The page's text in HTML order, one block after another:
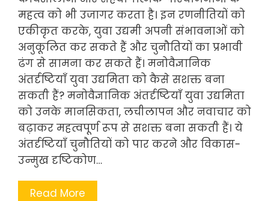
महत्व को भी उजागर करता है। इन रणनीतियों को
एकीकृत करके, युवा उद्यमी अपनी संभावनाओं को
अनुकूलित कर सकते हैं और चुनौतियों का प्रभावी
ढंग से सामना कर सकते हैं। मनोवैज्ञानिक
अंतर्दृष्टियाँ युवा उद्यमिता को कैसे सशक्त बना
सकती हैं? मनोवैज्ञानिक अंतर्दृष्टियाँ युवा उद्यमिता
को उनके मानसिकता, लचीलापन और नवाचार को
बढ़ाकर महत्वपूर्ण रूप से सशक्त बना सकती हैं। ये
अंतर्दृष्टियाँ चुनौतियों को पार करने और विकास-
उन्मुख दृष्टिकोण…
Read More